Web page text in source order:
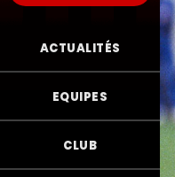
ACTUALITÉS
EQUIPES
CLUB